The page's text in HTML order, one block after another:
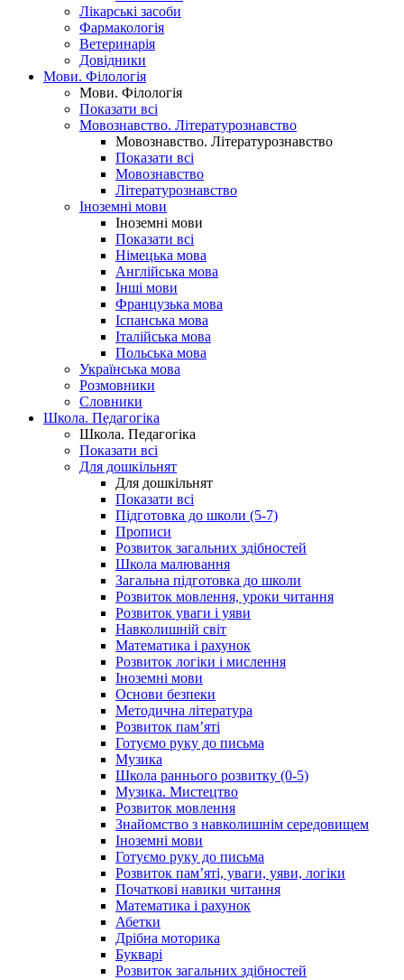
Лікарські засоби
Фармакологія
Ветеринарія
Довідники
Мови. Філологія
Мови. Філологія
Показати всі
Мовознавство. Літературознавство
Мовознавство. Літературознавство
Показати всі
Мовознавство
Літературознавство
Іноземні мови
Іноземні мови
Показати всі
Німецька мова
Англійська мова
Інші мови
Французька мова
Іспанська мова
Італійська мова
Польська мова
Українська мова
Розмовники
Словники
Школа. Педагогіка
Школа. Педагогіка
Показати всі
Для дошкільнят
Для дошкільнят
Показати всі
Підготовка до школи (5-7)
Прописи
Розвиток загальних здібностей
Школа малювання
Загальна підготовка до школи
Розвиток мовлення, уроки читання
Розвиток уваги і уяви
Навколишній світ
Математика і рахунок
Розвиток логіки і мислення
Іноземні мови
Основи безпеки
Методична література
Розвиток пам’яті
Готуємо руку до письма
Музика
Школа раннього розвитку (0-5)
Музика. Мистецтво
Розвиток мовлення
Знайомство з навколишнім середовищем
Іноземні мови
Готуємо руку до письма
Розвиток пам’яті, уваги, уяви, логіки
Початкові навики читання
Математика і рахунок
Абетки
Дрібна моторика
Букварі
Розвиток загальних здібностей